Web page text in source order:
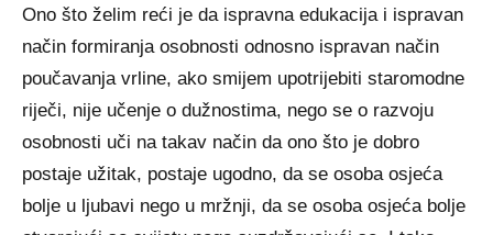
Ono što želim reći je da ispravna edukacija i ispravan
način formiranja osobnosti odnosno ispravan način
poučavanja vrline, ako smijem upotrijebiti staromodne
riječi, nije učenje o dužnostima, nego se o razvoju
osobnosti uči na takav način da ono što je dobro
postaje užitak, postaje ugodno, da se osoba osjeća
bolje u ljubavi nego u mržnji, da se osoba osjeća bolje